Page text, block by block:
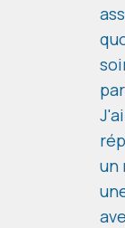
un